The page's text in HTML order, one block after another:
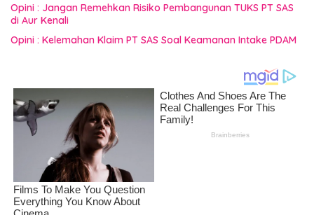
Opini : Jangan Remehkan Risiko Pembangunan TUKS PT SAS
di Aur Kenali
Opini : Kelemahan Klaim PT SAS Soal Keamanan Intake PDAM